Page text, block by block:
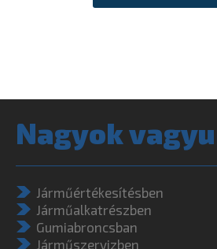
Nagyok
Járműértékesítésben
Járműalkatrészben
Gumiabroncsban
Járműszervizben